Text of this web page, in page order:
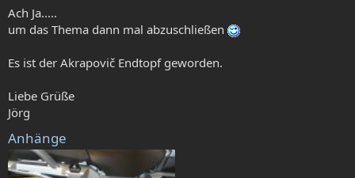
:
Ach Ja.....
um das Thema dann mal abzuschließen
Es ist der Akrapovič Endtopf geworden.
Liebe Grüße
Jörg
Anhänge